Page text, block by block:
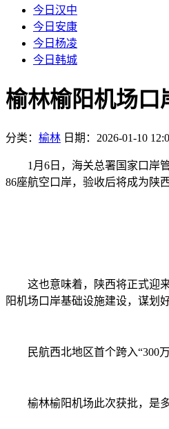
今日汉中
今日安康
今日杨凌
今日韩城
榆林榆阳机场口
分类： 榆林 日期：2026-01-10
1月6日，海关总署国家口岸管
86座航空口岸，验收后将成为陕
这也意味着，陕西将正式迎来
阳机场口岸基础设施建设，谋划
民航西北地区首个跨入“300万
榆林榆阳机场此次获批，是多